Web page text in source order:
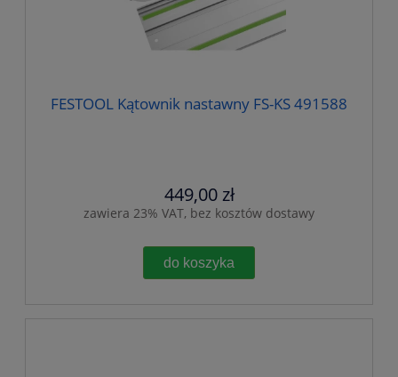
FESTOOL Kątownik nastawny FS-KS 491588
449,00 zł
zawiera 23% VAT, bez kosztów dostawy
do koszyka